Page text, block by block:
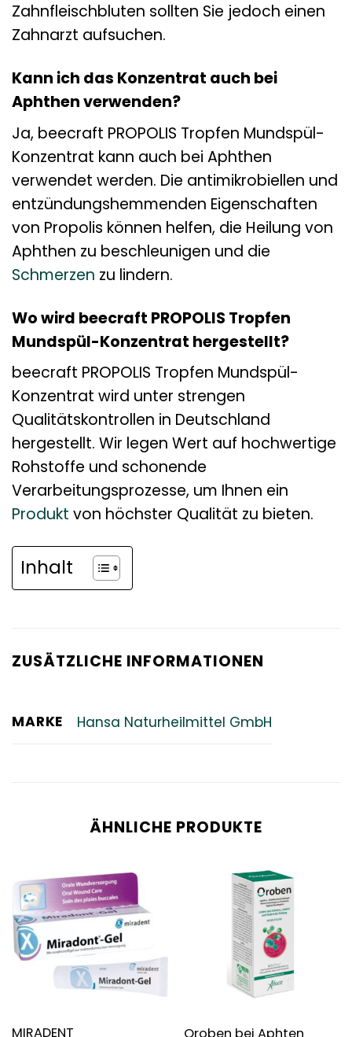
Zahnfleischbluten sollten Sie jedoch einen
Zahnarzt aufsuchen.
Kann ich das Konzentrat auch bei
Aphthen verwenden?
Ja, beecraft PROPOLIS Tropfen Mundspül-
Konzentrat kann auch bei Aphthen
verwendet werden. Die antimikrobiellen und
entzündungshemmenden Eigenschaften
von Propolis können helfen, die Heilung von
Aphthen zu beschleunigen und die
Schmerzen zu lindern.
Wo wird beecraft PROPOLIS Tropfen
Mundspül-Konzentrat hergestellt?
beecraft PROPOLIS Tropfen Mundspül-
Konzentrat wird unter strengen
Qualitätskontrollen in Deutschland
hergestellt. Wir legen Wert auf hochwertige
Rohstoffe und schonende
Verarbeitungsprozesse, um Ihnen ein
Produkt von höchster Qualität zu bieten.
Inhalt
ZUSÄTZLICHE INFORMATIONEN
MARKE Hansa Naturheilmittel GmbH
ÄHNLICHE PRODUKTE
MIRADENT Oroben bei Aphten